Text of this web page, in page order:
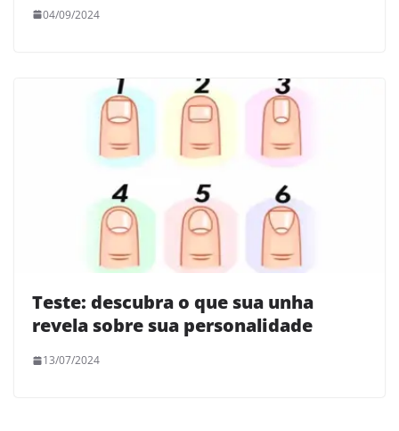
04/09/2024
Teste: descubra o que sua unha
revela sobre sua personalidade
13/07/2024